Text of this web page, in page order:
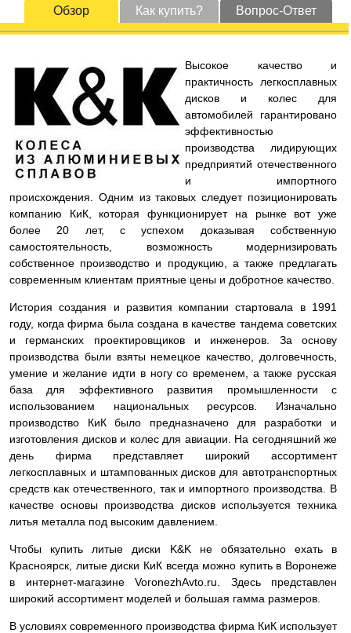
Обзор Как купить? Вопрос-Ответ
Высокое качество и
практичность легкосплавных
дисков и колес для
автомобилей гарантировано
эффективностью
производства лидирующих
предприятий отечественного
и импортного
происхождения. Одним из таковых следует позиционировать
компанию КиК, которая функционирует на рынке вот уже
более 20 лет, с успехом доказывая собственную
самостоятельность, возможность модернизировать
собственное производство и продукцию, а также предлагать
современным клиентам приятные цены и добротное качество.
История создания и развития компании стартовала в 1991
году, когда фирма была создана в качестве тандема советских
и германских проектировщиков и инженеров. За основу
производства были взяты немецкое качество, долговечность,
умение и желание идти в ногу со временем, а также русская
база для эффективного развития промышленности с
использованием национальных ресурсов. Изначально
производство КиК было предназначено для разработки и
изготовления дисков и колес для авиации. На сегодняшний же
день фирма представляет широкий ассортимент
легкосплавных и штампованных дисков для автотранспортных
средств как отечественного, так и импортного производства. В
качестве основы производства дисков используется техника
литья металла под высоким давлением.
Чтобы купить литые диски K&K не обязательно ехать в
Красноярск, литые диски КиК всегда можно купить в Воронеже
в интернет-магазине VoronezhAvto.ru. Здесь представлен
широкий ассортимент моделей и большая гамма размеров.
В условиях современного производства фирма КиК использует